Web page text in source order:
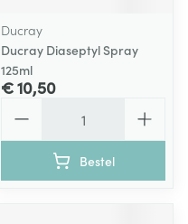
Ducray
Ducray Diaseptyl Spray
125ml
€ 10,50
Bestel